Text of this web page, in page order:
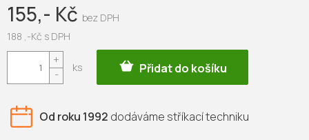
155,- Kč
188 ,-Kč s DPH
Měrná
Přidat do košíku
Od roku 1992 dodáváme stříkací techniku